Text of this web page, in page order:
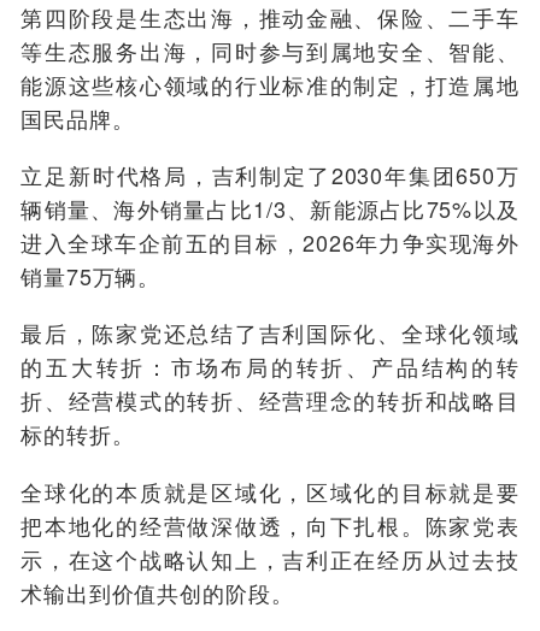
第四阶段是生态出海，推动金融、保险、二手车
等生态服务出海，同时参与到属地安全、智能、
能源这些核心领域的行业标准的制定，打造属地
国民品牌。
立足新时代格局，吉利制定了2030年集团650万
辆销量、海外销量占比1/3、新能源占比75%以及
进入全球车企前五的目标，2026年力争实现海外
销量75万辆。
最后，陈家党还总结了吉利国际化、全球化领域
的五大转折：市场布局的转折、产品结构的转
折、经营模式的转折、经营理念的转折和战略目
标的转折。
全球化的本质就是区域化，区域化的目标就是要
把本地化的经营做深做透，向下扎根。陈家党表
示，在这个战略认知上，吉利正在经历从过去技
术输出到价值共创的阶段。